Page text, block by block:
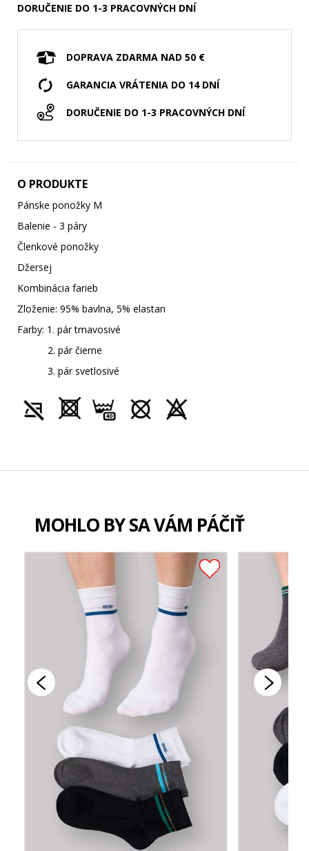
DORUČENIE DO 1-3 PRACOVNÝCH DNÍ
DOPRAVA ZDARMA NAD 50 €
GARANCIA VRÁTENIA DO 14 DNÍ
DORUČENIE DO 1-3 PRACOVNÝCH DNÍ
O PRODUKTE
Pánske ponožky M
Balenie - 3 páry
Členkové ponožky
Džersej
Kombinácia farieb
Zloženie: 95% bavlna, 5% elastan
Farby: 1. pár tmavosivé
2. pár čierne
3. pár svetlosivé
MOHLO BY SA VÁM PÁČIŤ